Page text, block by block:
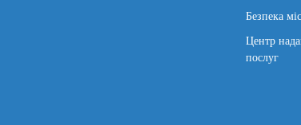
Безпека
Центр
послуг